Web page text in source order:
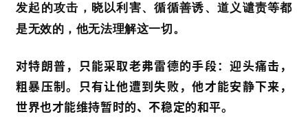
发起的攻击，晓以利害、循循善诱、道义谴责等都
是无效的，他无法理解这一切。
对特朗普，只能采取老弗雷德的手段：迎头痛击，
粗暴压制。只有让他遭到失败，他才能安静下来，
世界也才能维持暂时的、不稳定的和平。